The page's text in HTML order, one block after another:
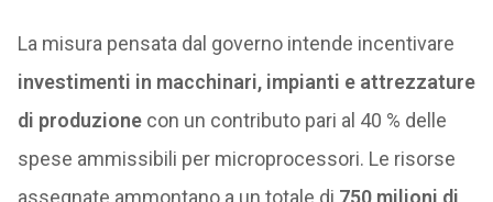
La misura pensata dal governo intende incentivare
investimenti in macchinari, impianti e attrezzature
di produzione con un contributo pari al 40 % delle
spese ammissibili per microprocessori. Le risorse
assegnate ammontano a un totale di 750 milioni di